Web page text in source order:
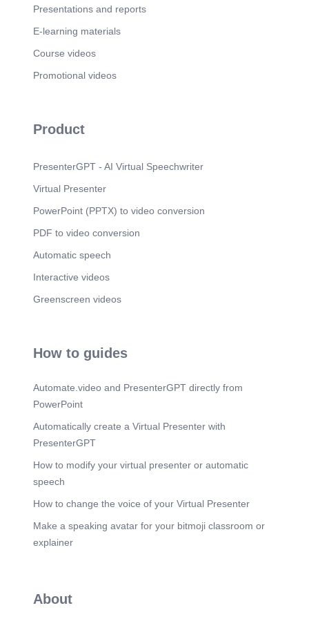
Presentations and reports
E-learning materials
Course videos
Promotional videos
Product
PresenterGPT - AI Virtual Speechwriter
Virtual Presenter
PowerPoint (PPTX) to video conversion
PDF to video conversion
Automatic speech
Interactive videos
Greenscreen videos
How to guides
Automate.video and PresenterGPT directly from
PowerPoint
Automatically create a Virtual Presenter with
PresenterGPT
How to modify your virtual presenter or automatic
speech
How to change the voice of your Virtual Presenter
Make a speaking avatar for your bitmoji classroom or
explainer
About